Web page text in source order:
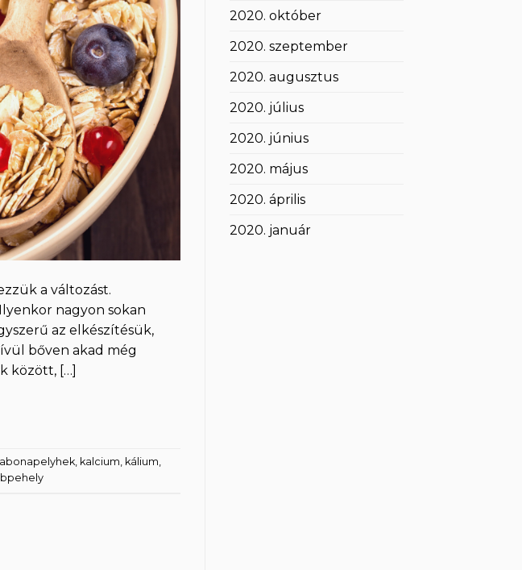
a változást.
nagyon sokan
az elkészítésük,
bőven akad még
között, […]
, kalcium, kálium,
2020. október
2020. szeptember
2020. augusztus
2020. július
2020. június
2020. május
2020. április
2020. január